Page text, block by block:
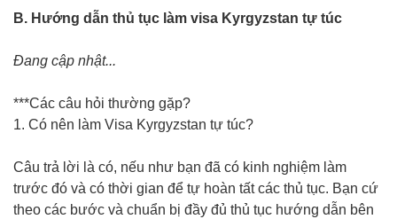
B. Hướng dẫn thủ tục làm visa Kyrgyzstan tự túc
Đang cập nhật...
***Các câu hỏi thường gặp?
1. Có nên làm Visa Kyrgyzstan tự túc?
Câu trả lời là có, nếu như bạn đã có kinh nghiệm làm
trước đó và có thời gian để tự hoàn tất các thủ tục. Bạn cứ
theo các bước và chuẩn bị đầy đủ thủ tục hướng dẫn bên